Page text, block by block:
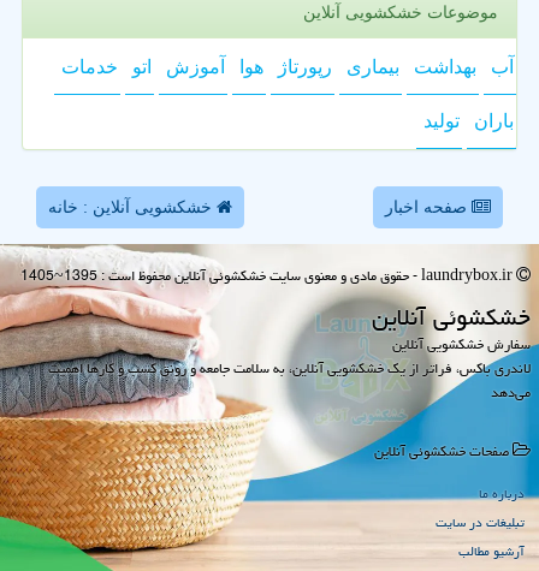
موضوعات خشکشویی آنلاین
آب بهداشت بیماری رپورتاژ هوا آموزش اتو خدمات
باران تولید
صفحه اخبار خشکشویی آنلاین : خانه
خشكشوئی آنلاین
سفارش خشکشویی آنلاین
لاندری باکس، فراتر از یک خشکشویی آنلاین، به سلامت جامعه و رونق کسب و کارها اهمیت
می‌دهد
صفحات خشكشوئی آنلاین
درباره ما
تبلیغات در سایت
آرشیو مطالب